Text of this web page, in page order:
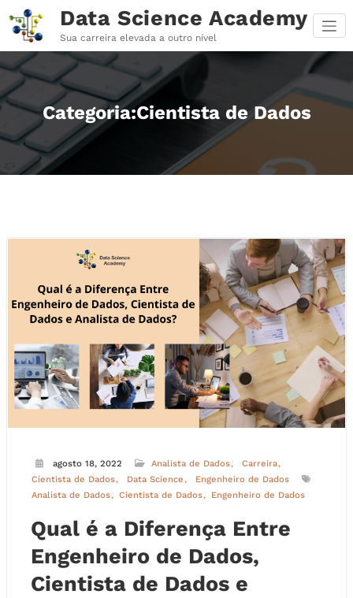
para
conteúdo
Data Science Academy
Sua carreira elevada a outro nível
Categoria:Cientista de Dados
agosto 18, 2022 Analista de Dados
Carreira
Cientista de Dados
Data Science
Engenheiro de Dados
Analista de Dados
Cientista de Dados Engenheiro de Dados
Qual é a Diferença Entre
Engenheiro de Dados,
Cientista de Dados e